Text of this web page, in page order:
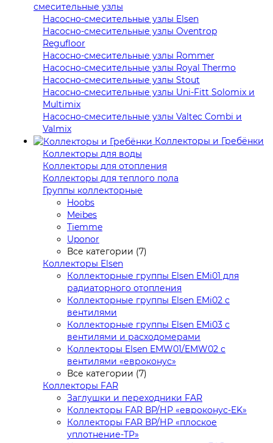
смесительные узлы
Насосно-смесительные узлы Elsen
Насосно-смесительные узлы Oventrop
Regufloor
Насосно-смесительные узлы Rommer
Насосно-смесительные узлы Royal Thermo
Насосно-смесительные узлы Stout
Насосно-смесительные узлы Uni-Fitt Solomix и
Multimix
Насосно-смесительные узлы Valtec Combi и
Valmix
Коллекторы и Гребёнки
Коллекторы для воды
Коллекторы для отопления
Коллекторы для теплого пола
Группы коллекторные
Hoobs
Meibes
Tiemme
Uponor
Все категории (7)
Коллекторы Elsen
Коллекторные группы Elsen EMi01 для
радиаторного отопления
Коллекторные группы Elsen EMi02 с
вентилями
Коллекторные группы Elsen EMi03 с
вентилями и расходомерами
Коллекторы Elsen EMW01/EMW02 с
вентилями «евроконус»
Все категории (7)
Коллекторы FAR
Заглушки и переходники FAR
Коллекторы FAR ВР/НР «евроконус-EK»
Коллекторы FAR ВР/НР «плоское
уплотнение-TP»